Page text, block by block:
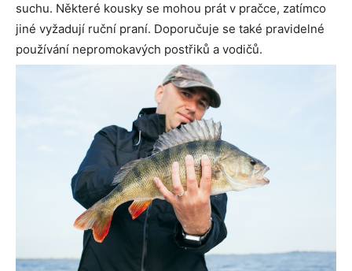
suchu. Některé kousky se mohou prát v pračce, zatímco
jiné vyžadují ruční praní. Doporučuje se také pravidelné
používání nepromokavých postřiků a vodičů.